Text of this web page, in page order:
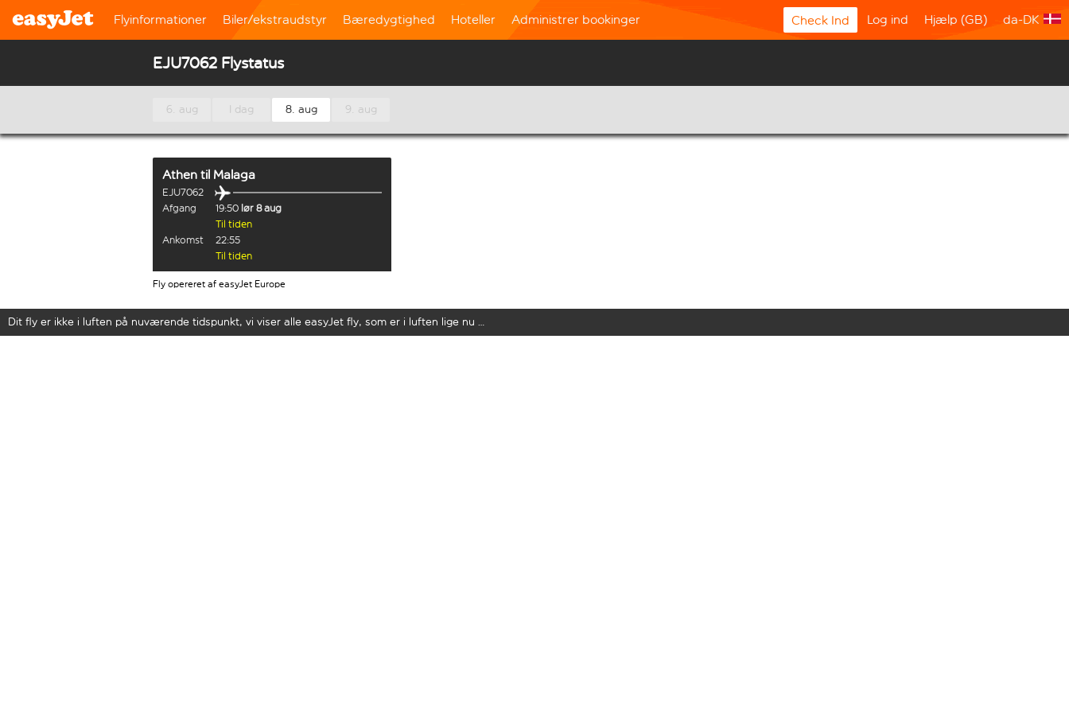
Flyinformationer Biler/ekstraudstyr Bæredygtighed Hoteller Administrer bookinger Check Ind Log ind Hjælp (GB) da-DK
EJU7062 Flystatus
6. aug I dag 8. aug 9. aug
Athen til Malaga
EJU7062
Afgang
19:50 lør 8 aug
Til tiden
Ankomst
22:55
Til tiden
Fly opereret af easyJet Europe
Dit fly er ikke i luften på nuværende tidspunkt, vi viser alle easyJet fly, som er i luften lige nu …